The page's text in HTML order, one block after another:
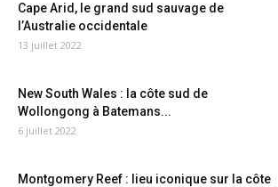
Cape Arid, le grand sud sauvage de
l’Australie occidentale
13 juillet 2022
New South Wales : la côte sud de
Wollongong à Batemans...
6 juillet 2022
Montgomery Reef : lieu iconique sur la côte